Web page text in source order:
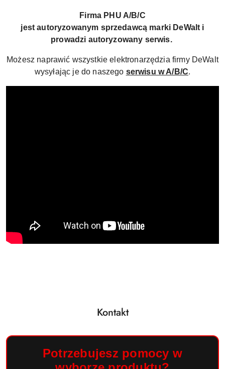
Firma PHU A/B/C
jest autoryzowanym sprzedawcą marki DeWalt i
prowadzi autoryzowany serwis.
Możesz naprawić wszystkie elektronarzędzia firmy DeWalt
wysyłając je do naszego serwisu w A/B/C.
Kontakt
Potrzebujesz pomocy w